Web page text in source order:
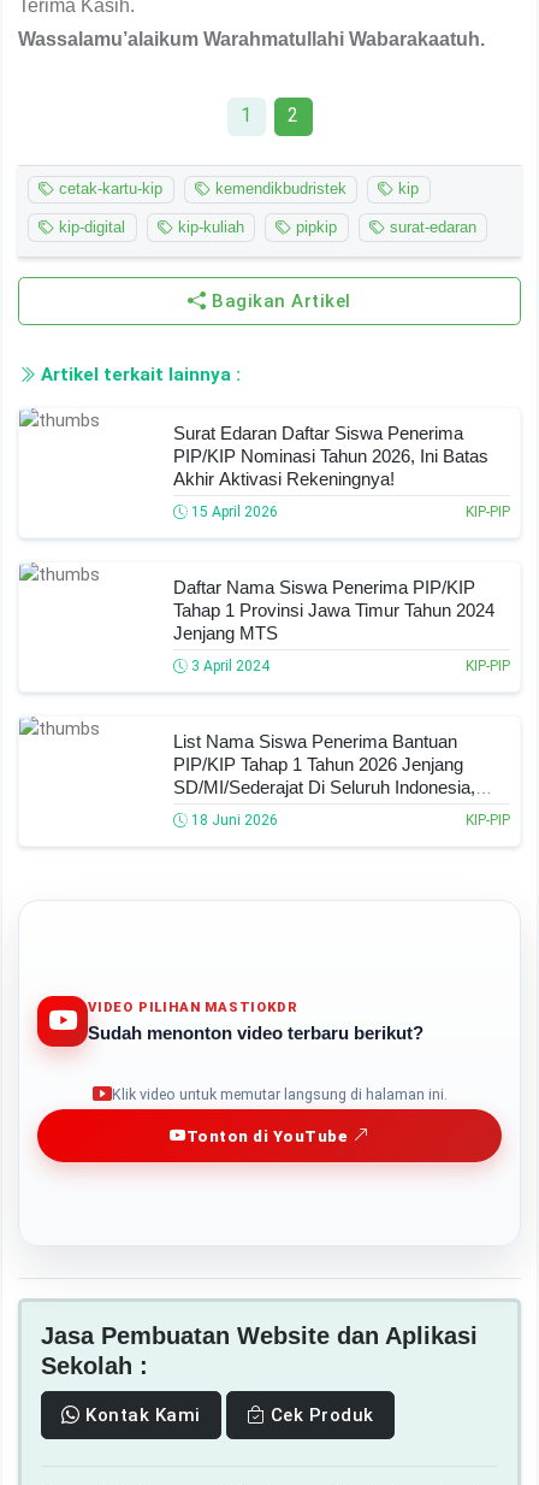
Terima Kasih.
Wassalamu’alaikum Warahmatullahi Wabarakaatuh.
1 2
cetak-kartu-kip kemendikbudristek kip
kip-digital kip-kuliah pipkip surat-edaran
Bagikan Artikel
Artikel terkait lainnya :
Surat Edaran Daftar Siswa Penerima
PIP/KIP Nominasi Tahun 2026, Ini Batas
Akhir Aktivasi Rekeningnya!
15 April 2026 KIP-PIP
Daftar Nama Siswa Penerima PIP/KIP
Tahap 1 Provinsi Jawa Timur Tahun 2024
Jenjang MTS
3 April 2024 KIP-PIP
List Nama Siswa Penerima Bantuan
PIP/KIP Tahap 1 Tahun 2026 Jenjang
SD/MI/Sederajat Di Seluruh Indonesia,
Cek Nama Anda Dan Ini Nominal
Dananya!
18 Juni 2026 KIP-PIP
VIDEO PILIHAN MASTIOKDR
Sudah menonton video terbaru berikut?
Klik video untuk memutar langsung di halaman ini.
Tonton di YouTube
Jasa Pembuatan Website dan Aplikasi
Sekolah :
Kontak Kami Cek Produk